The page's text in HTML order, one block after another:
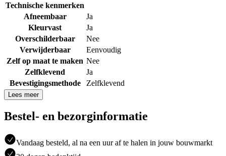
Technische kenmerken
Afneembaar
Ja
Kleurvast
Ja
Overschilderbaar
Nee
Verwijderbaar
Eenvoudig
Zelf op maat te maken Nee
Zelfklevend
Ja
Bevestigingsmethode
Zelfklevend
Lees meer
Bestel- en bezorginformatie
Vandaag besteld, al na een uur af te halen in jouw bouwmarkt